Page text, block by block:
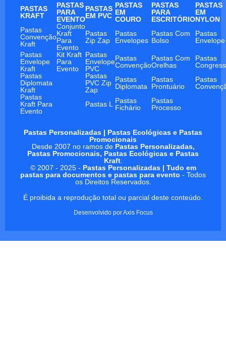
PASTAS
KRAFT
PASTAS
PARA
EVENTO
PASTAS
EM PVC
PASTAS
EM
COURO
PASTAS
PARA
ESCRITÓRIO
PASTAS
EM
NYLON
Pastas
Convenção
Kraft
Conjunto
Kraft
Para
Evento
Pastas
Zip Zap
Pastas
Envelopes
Pastas Com
Bolso
Pastas
Envelope
Pastas
Envelope
Kraft
Kit Kraft
Para
Evento
Pastas
Envelope
PVC
Pastas
Convenção
Pastas Com
Orelhas
Pastas
Pastas
Diplomata
Kraft
Pastas
PVC Zip
Zap
Pastas
Diplomata
Pastas
Prontuário
Pastas
Pastas
Kraft Para
Evento
Pastas L
Pastas
Fichário
Pastas
Processo
Pastas Personalizadas | Pastas Ecológicas e Pastas
Promocionais
Desde 2007 no ramos de Pastas Personalizadas,
Pastas Promocionais, Pastas Ecológicas e Pastas
Kraft.
© 2007 - 2025 - Pastas Personalizadas | Tudo em
pastas para documentos e pastas para evento - Todos
os Direitos Reservados.
É proibida a reprodução total ou parcial deste conteúdo.
Desenvolvido porAxis Focus